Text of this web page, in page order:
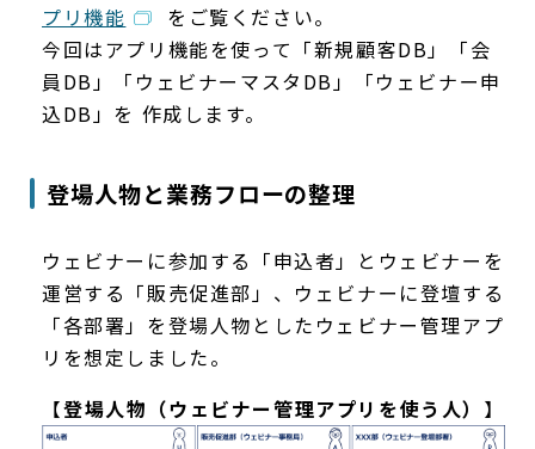
プリ機能
をご覧ください。
今回はアプリ機能を使って「新規顧客DB」「会
員DB」「ウェビナーマスタDB」「ウェビナー申
込DB」を 作成します。
登場人物と業務フローの整理
ウェビナーに参加する「申込者」とウェビナーを
運営する「販売促進部」、ウェビナーに登壇する
「各部署」を登場人物としたウェビナー管理アプ
リを想定しました。
【登場人物（ウェビナー管理アプリを使う人） 】